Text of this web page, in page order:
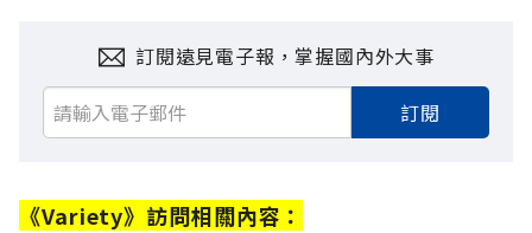
訂閱遠見電子報，掌握國內外大事
訂閱
《Variety》訪問相關內容：